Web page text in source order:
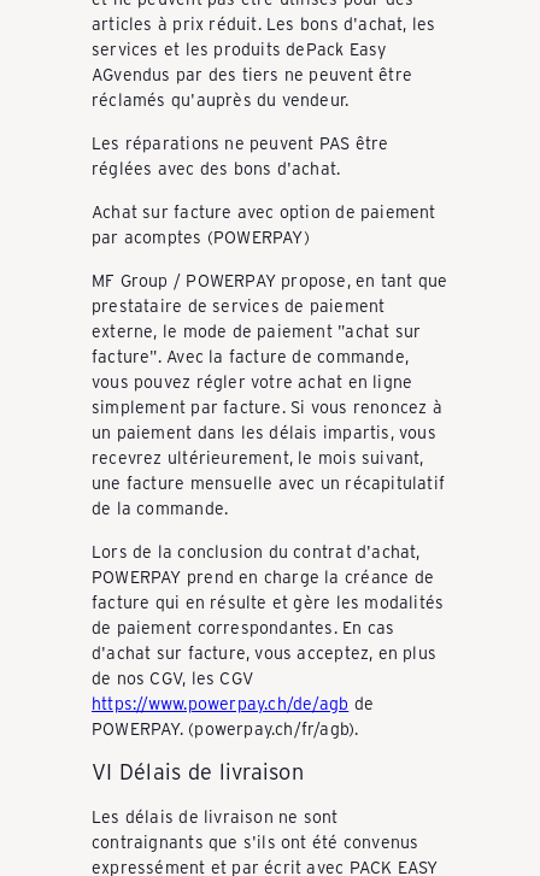
articles à prix réduit. Les bons d'achat, les
services et les produits dePack Easy
AGvendus par des tiers ne peuvent être
réclamés qu'auprès du vendeur.
Les réparations ne peuvent PAS être
réglées avec des bons d'achat.
Achat sur facture avec option de paiement
par acomptes (POWERPAY)
MF Group / POWERPAY propose, en tant que
prestataire de services de paiement
externe, le mode de paiement "achat sur
facture". Avec la facture de commande,
vous pouvez régler votre achat en ligne
simplement par facture. Si vous renoncez à
un paiement dans les délais impartis, vous
recevrez ultérieurement, le mois suivant,
une facture mensuelle avec un récapitulatif
de la commande.
Lors de la conclusion du contrat d'achat,
POWERPAY prend en charge la créance de
facture qui en résulte et gère les modalités
de paiement correspondantes. En cas
d'achat sur facture, vous acceptez, en plus
de nos CGV, les CGV
https://www.powerpay.ch/de/agb de
POWERPAY. (powerpay.ch/fr/agb).
VI Délais de livraison
Les délais de livraison ne sont
contraignants que s'ils ont été convenus
expressément et par écrit avec PACK EASY